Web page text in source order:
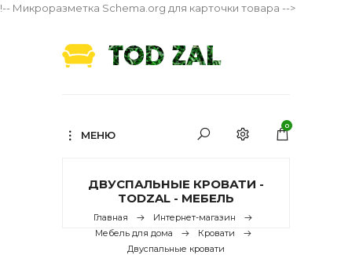
!-- Микроразметка Schema.org для карточки товара -->
МЕНЮ
0
ДВУСПАЛЬНЫЕ КРОВАТИ -
TODZAL - МЕБЕЛЬ
Главная
Интернет-магазин
Мебель для дома
Кровати
Двуспальные кровати